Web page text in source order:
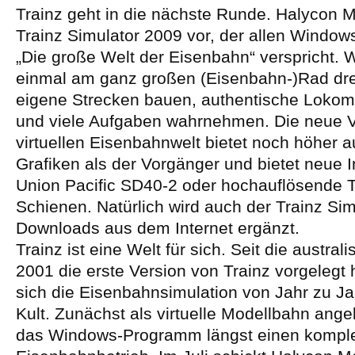
Trainz geht in die nächste Runde. Halycon
Trainz Simulator 2009 vor, der allen
„Die große Welt der Eisenbahn“ verspricht.
einmal am ganz großen (Eisenbahn-)Rad
eigene Strecken bauen, authentische
und viele Aufgaben wahrnehmen. Die neue
virtuellen Eisenbahnwelt bietet noch höher
Grafiken als der Vorgänger und bietet neue
Union Pacific SD40-2 oder hochauflösende
Schienen. Natürlich wird auch der Trainz
Downloads aus dem Internet ergänzt.
Trainz ist eine Welt für sich. Seit die
2001 die erste Version von Trainz vorgelegt
sich die Eisenbahnsimulation von Jahr zu
Kult. Zunächst als virtuelle Modellbahn
das Windows-Programm längst einen